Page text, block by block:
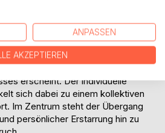
übergeht. Philosophische
sich mit autobiografischen
Melancholie nicht als
Ausgangspunkt eines
erscheint. Der individuelle
sich dabei zu einem kollektiven
Im Zentrum steht der Übergang
persönlicher Erstarrung hin zu
ANPASSEN
AKZEPTIEREN